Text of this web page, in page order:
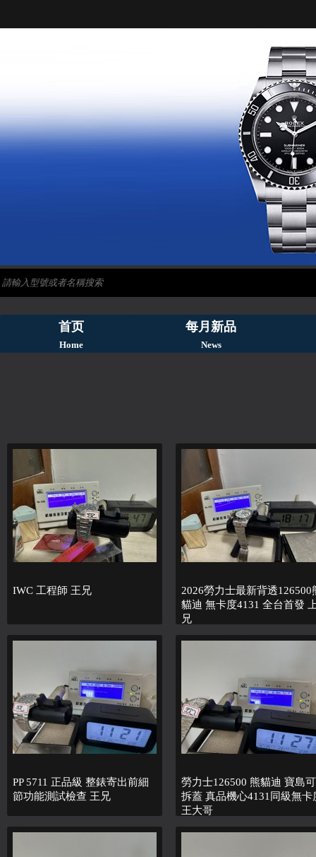
首页
Home
每月新品
News
IWC 工程師 王兄
2026勞力士最新背透126500
貓迪 無卡度4131 全台首發
兄
PP 5711 正品級 整錶寄出前細
節功能測試檢查 王兄
勞力士126500 熊貓迪 寶島可
拆蓋 真品機心4131同級無卡
王大哥